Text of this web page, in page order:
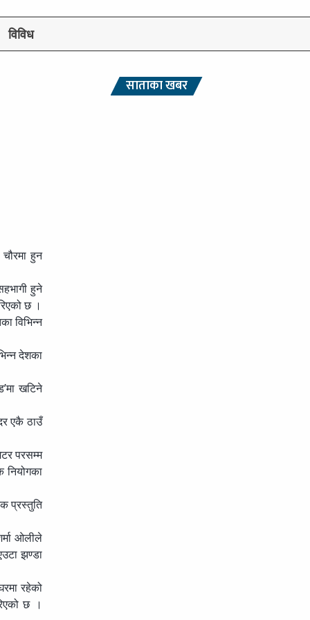
विविध
हुन
हुने
छ ।
विभिन्न
देशका
खटिने
एकै ठाउँ
परसम्म
नियोगका
प्रस्तुति
ओलीले
झण्डा
रहेको
छ ।
साताका खबर